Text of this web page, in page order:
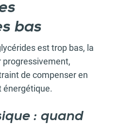
bas
est trop bas, la
progressivement,
de compenser en
énergétique.
: quand